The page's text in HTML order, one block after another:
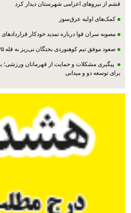
قشم از نیروهای اعزامی شهرستان دیدار کرد
کمک‌های اولیه عرق‌سوز
مصوبه سران قوا درباره تمدید خودکار
صعود موفق تیم کوهنوردی بختگان نی‌ریز به قله ۴۳۷۵ متری لاله‌زار کرمان
پیگیری مشکلات و حمایت از قهرمانان ورزشی؛
برای توسعه دو و میدانی